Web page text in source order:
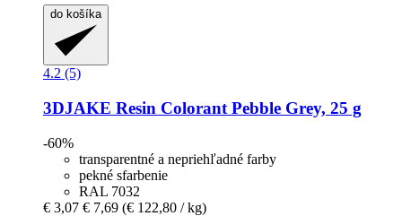
do košíka
4.2 (5)
3DJAKE Resin Colorant Pebble Grey, 25 g
-60%
transparentné a nepriehľadné farby
pekné sfarbenie
RAL 7032
€ 3,07 € 7,69 (€ 122,80 / kg)